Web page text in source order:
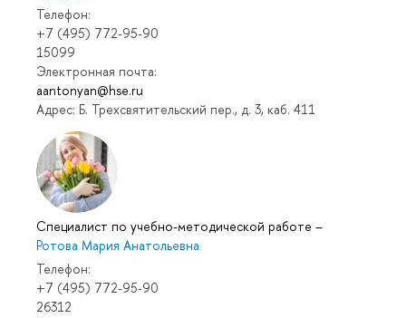
Телефон:
+7 (495) 772-95-90
15099
Электронная почта:
aantonyan@hse.ru
Адрес: Б. Трехсвятительский пер., д. 3, каб. 411
Специалист по учебно-методической работе –
Ротова Мария Анатольевна
Телефон:
+7 (495) 772-95-90
26312